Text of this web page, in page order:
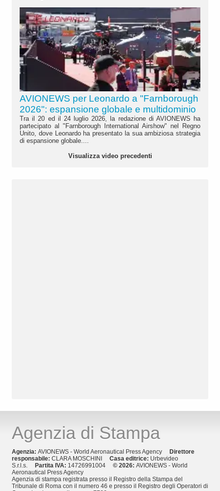
AVIONEWS per Leonardo a "Farnborough
2026": espansione globale e multidominio
Tra il 20 ed il 24 luglio 2026, la redazione di AVIONEWS ha
partecipato al "Farnborough International Airshow" nel Regno
Unito, dove Leonardo ha presentato la sua ambiziosa strategia
di espansione globale....
Visualizza video precedenti
Agenzia di Stampa
Agenzia: AVIONEWS - World Aeronautical Press Agency
Direttore
responsabile: CLARA MOSCHINI Casa editrice: Urbevideo
S.r.l.s.
Partita IVA: 14726991004 © 2026: AVIONEWS - World
Aeronautical Press Agency
Agenzia di stampa registrata presso il Registro della Stampa del
Tribunale di Roma con il numero 46 e presso il Registro degli Operatori di